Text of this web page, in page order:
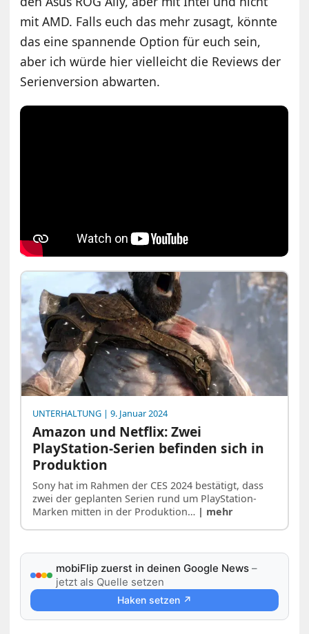
mit AMD. Falls euch das mehr zusagt, könnte
das eine spannende Option für euch sein,
aber ich würde hier vielleicht die Reviews der
Serienversion abwarten.
UNTERHALTUNG | 9. Januar 2024
Amazon und Netflix: Zwei
PlayStation-Serien befinden sich in
Produktion
Sony hat im Rahmen der CES 2024 bestätigt, dass
zwei der geplanten Serien rund um PlayStation-
Marken mitten in der Produktion… | mehr
mobiFlip zuerst in deinen Google News –
jetzt als Quelle setzen
Haken setzen ↗